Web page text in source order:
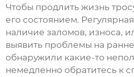
Чтобы продлить жизнь
его состоянием.
наличие заломов, износа,
выявить проблемы на
обнаружили какие-то
немедленно обратитесь к